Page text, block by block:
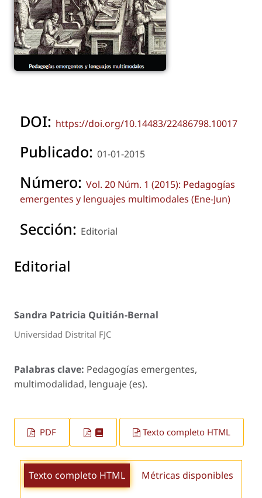
DOI: https://doi.org/10.14483/22486798.10017
Publicado: 01-01-2015
Número: Vol. 20 Núm. 1 (2015): Pedagogías
emergentes y lenguajes multimodales (Ene-Jun)
Sección: Editorial
Editorial
Sandra Patricia Quitián-Bernal
Universidad Distrital FJC
Palabras clave: Pedagogías emergentes,
multimodalidad, lenguaje (es).
PDF Texto completo HTML
Texto completo HTML Métricas disponibles